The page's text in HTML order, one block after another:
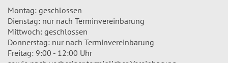
Montag: geschlossen
Dienstag: nur nach Terminvereinbarung
Mittwoch: geschlossen
Donnerstag: nur nach Terminvereinbarung
Freitag: 9:00 - 12:00 Uhr